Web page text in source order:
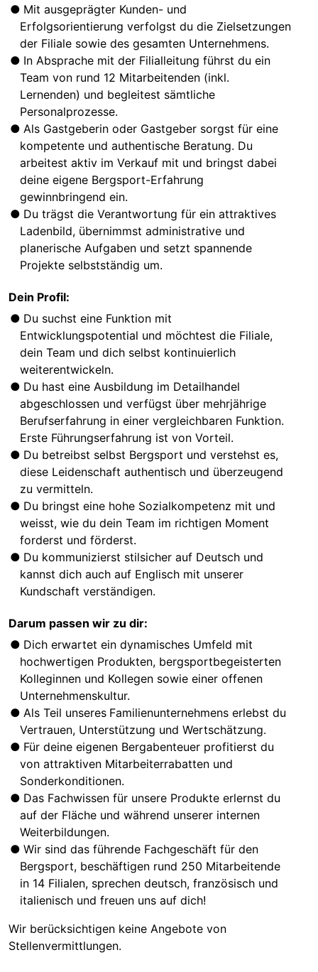
Mit ausgeprägter Kunden- und
Erfolgsorientierung verfolgst du die Zielsetzungen
der Filiale sowie des gesamten Unternehmens.
In Absprache mit der Filialleitung führst du ein
Team von rund 12 Mitarbeitenden (inkl.
Lernenden) und begleitest sämtliche
Personalprozesse.
Als Gastgeberin oder Gastgeber sorgst für eine
kompetente und authentische Beratung. Du
arbeitest aktiv im Verkauf mit und bringst dabei
deine eigene Bergsport-Erfahrung
gewinnbringend ein.
Du trägst die Verantwortung für ein attraktives
Ladenbild, übernimmst administrative und
planerische Aufgaben und setzt spannende
Projekte selbstständig um.
Dein Profil:
Du suchst eine Funktion mit
Entwicklungspotential und möchtest die Filiale,
dein Team und dich selbst kontinuierlich
weiterentwickeln.
Du hast eine Ausbildung im Detailhandel
abgeschlossen und verfügst über mehrjährige
Berufserfahrung in einer vergleichbaren Funktion.
Erste Führungserfahrung ist von Vorteil.
Du betreibst selbst Bergsport und verstehst es,
diese Leidenschaft authentisch und überzeugend
zu vermitteln.
Du bringst eine hohe Sozialkompetenz mit und
weisst, wie du dein Team im richtigen Moment
forderst und förderst.
Du kommunizierst stilsicher auf Deutsch und
kannst dich auch auf Englisch mit unserer
Kundschaft verständigen.
Darum passen wir zu dir:
Dich erwartet ein dynamisches Umfeld mit
hochwertigen Produkten, bergsportbegeisterten
Kolleginnen und Kollegen sowie einer offenen
Unternehmenskultur.
Als Teil unseres Familienunternehmens erlebst du
Vertrauen, Unterstützung und Wertschätzung.
Für deine eigenen Bergabenteuer profitierst du
von attraktiven Mitarbeiterrabatten und
Sonderkonditionen.
Das Fachwissen für unsere Produkte erlernst du
auf der Fläche und während unserer internen
Weiterbildungen.
Wir sind das führende Fachgeschäft für den
Bergsport, beschäftigen rund 250 Mitarbeitende
in 14 Filialen, sprechen deutsch, französisch und
italienisch und freuen uns auf dich!
Wir berücksichtigen keine Angebote von
Stellenvermittlungen.